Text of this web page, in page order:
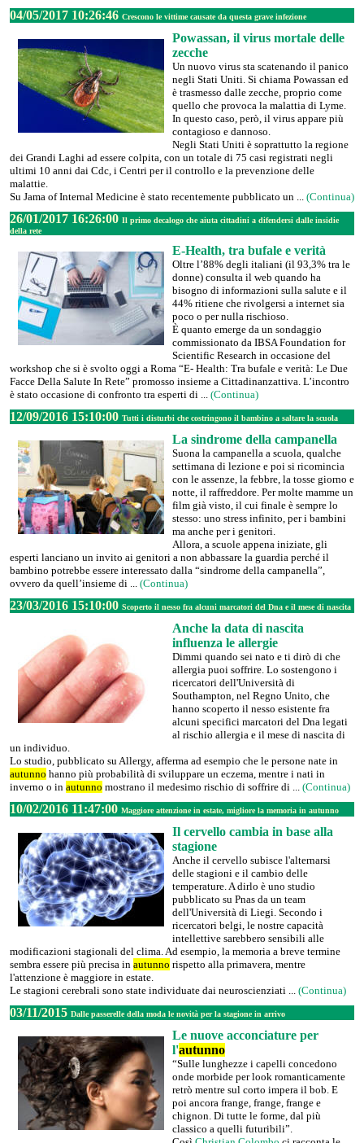
04/05/2017 10:26:46 Crescono le vittime causate da questa grave infezione
Powassan, il virus mortale delle
zecche
Un nuovo virus sta scatenando il panico
negli Stati Uniti. Si chiama Powassan ed
è trasmesso dalle zecche, proprio come
quello che provoca la malattia di Lyme.
In questo caso, però, il virus appare più
contagioso e dannoso.
Negli Stati Uniti è soprattutto la regione
dei Grandi Laghi ad essere colpita, con un totale di 75 casi registrati negli
ultimi 10 anni dai Cdc, i Centri per il controllo e la prevenzione delle
malattie.
Su Jama of Internal Medicine è stato recentemente pubblicato un ... (Continua)
26/01/2017 16:26:00 Il primo decalogo che aiuta cittadini a difendersi dalle insidie
della rete
E-Health, tra bufale e verità
Oltre l’88% degli italiani (il 93,3% tra le
donne) consulta il web quando ha
bisogno di informazioni sulla salute e il
44% ritiene che rivolgersi a internet sia
poco o per nulla rischioso.
È quanto emerge da un sondaggio
commissionato da IBSA Foundation for
Scientific Research in occasione del
workshop che si è svolto oggi a Roma “E- Health: Tra bufale e verità: Le Due
Facce Della Salute In Rete” promosso insieme a Cittadinanzattiva. L’incontro
è stato occasione di confronto tra esperti di ... (Continua)
12/09/2016 15:10:00 Tutti i disturbi che costringono il bambino a saltare la scuola
La sindrome della campanella
Suona la campanella a scuola, qualche
settimana di lezione e poi si ricomincia
con le assenze, la febbre, la tosse giorno e
notte, il raffreddore. Per molte mamme un
film già visto, il cui finale è sempre lo
stesso: uno stress infinito, per i bambini
ma anche per i genitori.
Allora, a scuole appena iniziate, gli
esperti lanciano un invito ai genitori a non abbassare la guardia perché il
bambino potrebbe essere interessato dalla “sindrome della campanella”,
ovvero da quell’insieme di ... (Continua)
23/03/2016 15:10:00 Scoperto il nesso fra alcuni marcatori del Dna e il mese di nascita
Anche la data di nascita
influenza le allergie
Dimmi quando sei nato e ti dirò di che
allergia puoi soffrire. Lo sostengono i
ricercatori dell'Università di
Southampton, nel Regno Unito, che
hanno scoperto il nesso esistente fra
alcuni specifici marcatori del Dna legati
al rischio allergia e il mese di nascita di
un individuo.
Lo studio, pubblicato su Allergy, afferma ad esempio che le persone nate in
autunno hanno più probabilità di sviluppare un eczema, mentre i nati in
inverno o in autunno mostrano il medesimo rischio di soffrire di ... (Continua)
10/02/2016 11:47:00 Maggiore attenzione in estate, migliore la memoria in autunno
Il cervello cambia in base alla
stagione
Anche il cervello subisce l'alternarsi
delle stagioni e il cambio delle
temperature. A dirlo è uno studio
pubblicato su Pnas da un team
dell'Università di Liegi. Secondo i
ricercatori belgi, le nostre capacità
intellettive sarebbero sensibili alle
modificazioni stagionali del clima. Ad esempio, la memoria a breve termine
sembra essere più precisa in autunno rispetto alla primavera, mentre
l'attenzione è maggiore in estate.
Le stagioni cerebrali sono state individuate dai neuroscienziati ... (Continua)
03/11/2015 Dalle passerelle della moda le novità per la stagione in arrivo
Le nuove acconciature per
l'autunno
“Sulle lunghezze i capelli concedono
onde morbide per look romanticamente
retrò mentre sul corto impera il bob. E
poi ancora frange, frange, frange e
chignon. Di tutte le forme, dal più
classico a quelli futuribili”.